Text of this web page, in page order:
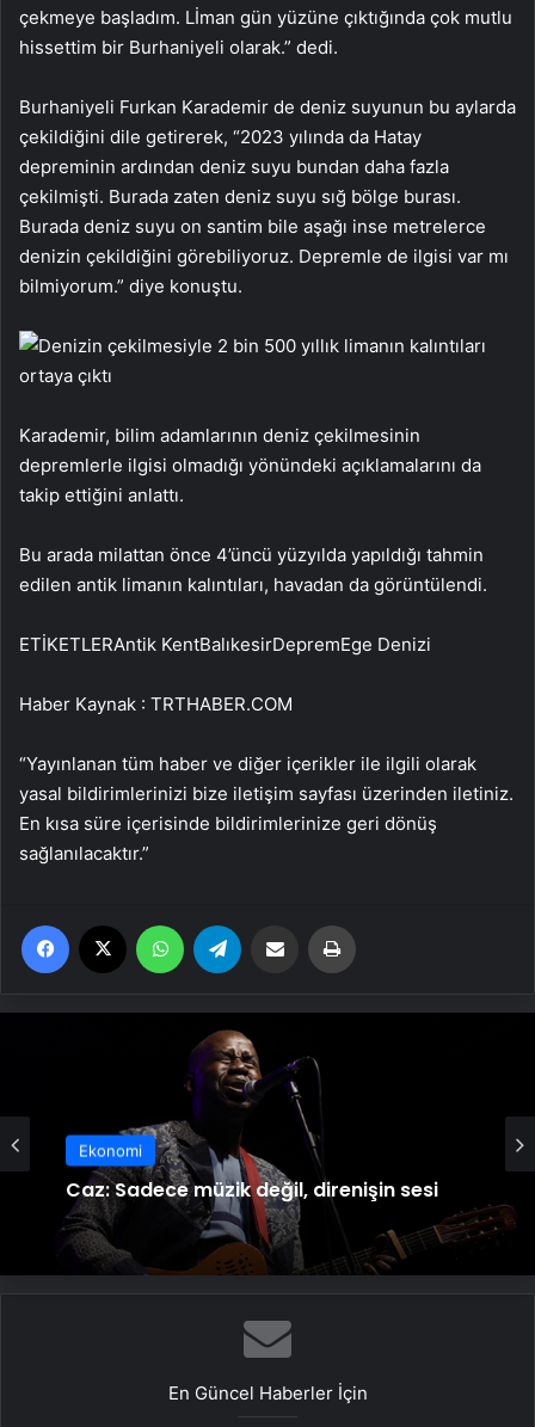
çekmeye başladım. Lİman gün yüzüne çıktığında çok mutlu
hissettim bir Burhaniyeli olarak.” dedi.
Burhaniyeli Furkan Karademir de deniz suyunun bu aylarda
çekildiğini dile getirerek, “2023 yılında da Hatay
depreminin ardından deniz suyu bundan daha fazla
çekilmişti. Burada zaten deniz suyu sığ bölge burası.
Burada deniz suyu on santim bile aşağı inse metrelerce
denizin çekildiğini görebiliyoruz. Depremle de ilgisi var mı
bilmiyorum.” diye konuştu.
Karademir, bilim adamlarının deniz çekilmesinin
depremlerle ilgisi olmadığı yönündeki açıklamalarını da
takip ettiğini anlattı.
Bu arada milattan önce 4’üncü yüzyılda yapıldığı tahmin
edilen antik limanın kalıntıları, havadan da görüntülendi.
ETİKETLERAntik KentBalıkesirDepremEge Denizi
Haber Kaynak : TRTHABER.COM
“Yayınlanan tüm haber ve diğer içerikler ile ilgili olarak
yasal bildirimlerinizi bize iletişim sayfası üzerinden iletiniz.
En kısa süre içerisinde bildirimlerinize geri dönüş
sağlanılacaktır.”
Facebook WhatsApp Email'den paylaş
Ekonomi
Caz: Sadece müzik değil, direnişin sesi
En Güncel Haberler İçin